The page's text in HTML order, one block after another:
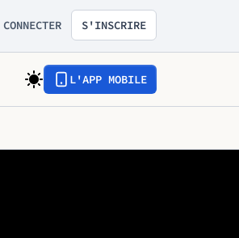
S'INSCRIRE
L'APP MOBILE